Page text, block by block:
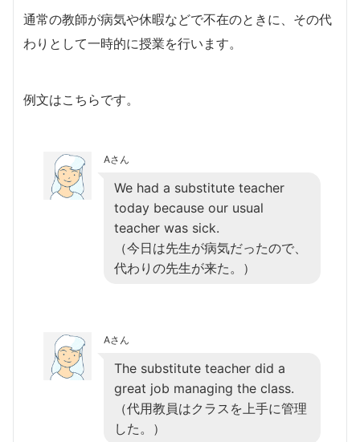
通常の教師が病気や休暇などで不在のときに、その代
わりとして一時的に授業を行います。
例文はこちらです。
Aさん
We had a substitute teacher
today because our usual
teacher was sick.
（今日は先生が病気だったので、
代わりの先生が来た。）
Aさん
The substitute teacher did a
great job managing the class.
（代用教員はクラスを上手に管理
した。）